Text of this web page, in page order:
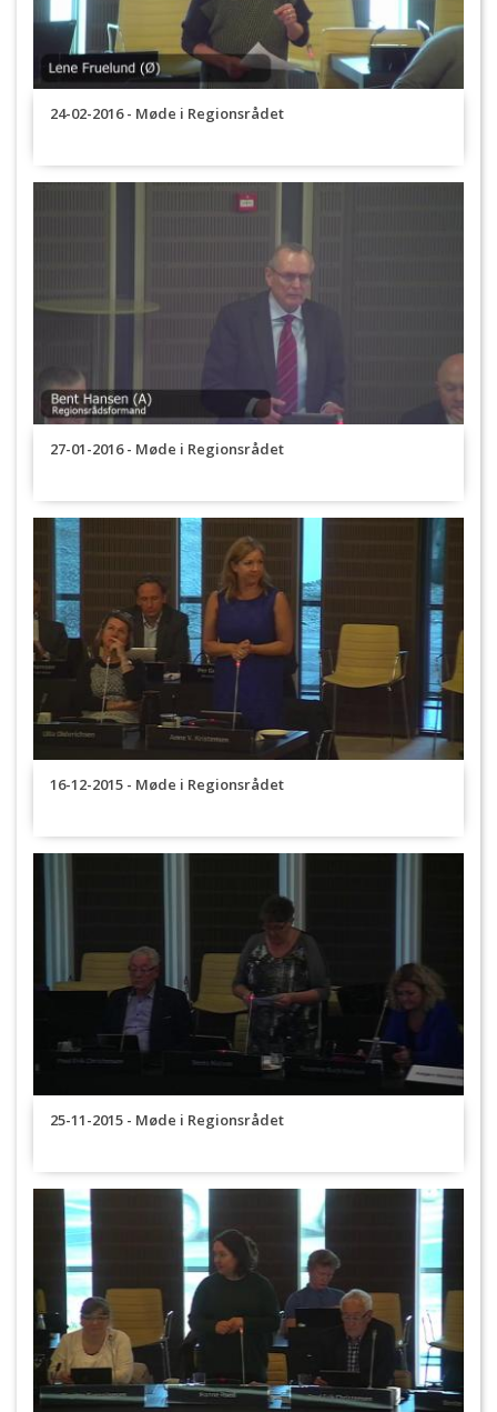
24-02-2016 - Møde i Regionsrådet
27-01-2016 - Møde i Regionsrådet
16-12-2015 - Møde i Regionsrådet
25-11-2015 - Møde i Regionsrådet